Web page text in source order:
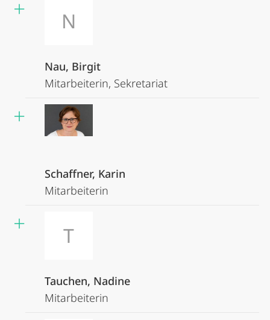
N
Nau, Birgit
Mitarbeiterin, Sekretariat
Schaffner, Karin
Mitarbeiterin
T
Tauchen, Nadine
Mitarbeiterin